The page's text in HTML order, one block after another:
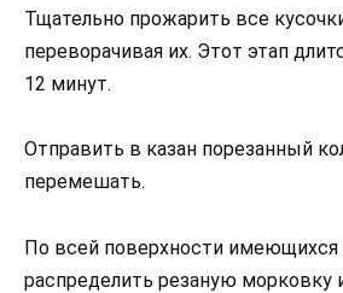
Тщательно прожарить все
переворачивая их. Этот этап
12 минут.
Отправить в казан порезанный
перемешать.
По всей поверхности имеющихся
распределить резаную морковку